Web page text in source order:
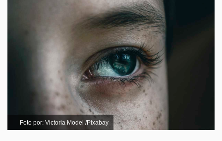
Foto por: Victoria Model /Pixabay